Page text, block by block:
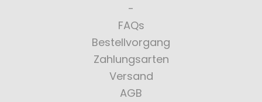
FAQs
Bestellvorgang
Zahlungsarten
Versand
AGB